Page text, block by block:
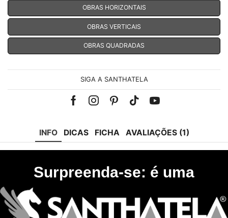
OBRAS HORIZONTAIS
OBRAS VERTICAIS
OBRAS QUADRADAS
SIGA A SANTHATELA
Facebook
Instagram
Pinterest
Tik-Youtube
INFO DICAS FICHA AVALIAÇÕES (1)
Surpreenda-se: é uma